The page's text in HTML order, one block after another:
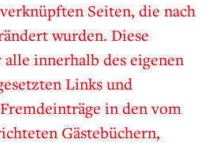
Seiten, die nach
wurden. Diese
innerhalb des eigenen
Links und
in den vom
Gästebüchern,